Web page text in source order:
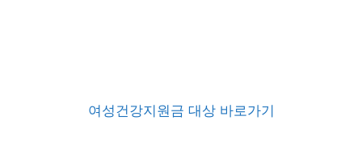
여성건강지원금 대상 바로가기